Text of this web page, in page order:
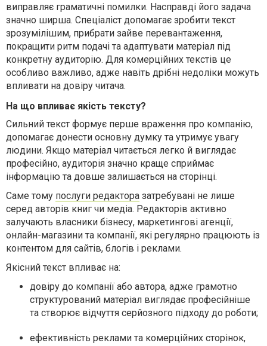
виправляє граматичні помилки. Насправді його задача
значно ширша. Спеціаліст допомагає зробити текст
зрозумілішим, прибрати зайве перевантаження,
покращити ритм подачі та адаптувати матеріал під
конкретну аудиторію. Для комерційних текстів це
особливо важливо, адже навіть дрібні недоліки можуть
впливати на довіру читача.
На що впливає якість тексту?
Сильний текст формує перше враження про компанію,
допомагає донести основну думку та утримує увагу
людини. Якщо матеріал читається легко й виглядає
професійно, аудиторія значно краще сприймає
інформацію та довше залишається на сторінці.
Саме тому послуги редактора затребувані не лише
серед авторів книг чи медіа. Редакторів активно
залучають власники бізнесу, маркетингові агенції,
онлайн-магазини та компанії, які регулярно працюють із
контентом для сайтів, блогів і реклами.
Якісний текст впливає на:
довіру до компанії або автора, адже грамотно
структурований матеріал виглядає професійніше
та створює відчуття серйозного підходу до роботи;
ефективність реклами та комерційних сторінок,